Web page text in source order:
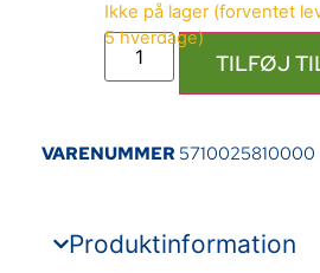
TILFØJ
VARENUMMER 5710025810000
Produktinformation